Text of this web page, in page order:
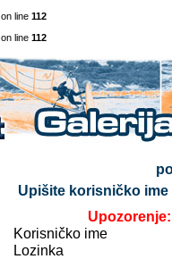
on line 112
on line 112
Upišite korisničko ime
Korisničko ime
Lozinka